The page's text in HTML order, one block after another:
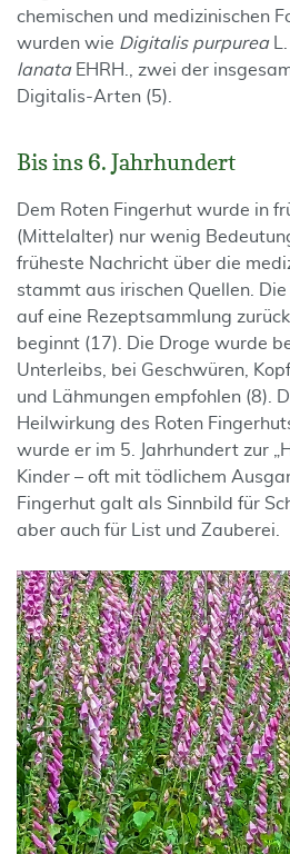
chemischen und medizinischen
wurden wie Digitalis purpurea
lanata EHRH., zwei der
Digitalis-Arten (5).
Bis ins 6. Jahrhundert
Dem Roten Fingerhut wurde in
(Mittelalter) nur wenig
früheste Nachricht über die
stammt aus irischen Quellen.
auf eine Rezeptsammlung
beginnt (17). Die Droge wurde
Unterleibs, bei Geschwüren,
und Lähmungen empfohlen (8).
Heilwirkung des Roten
wurde er im 5. Jahrhundert zur
Kinder – oft mit tödlichem
Fingerhut galt als Sinnbild für
aber auch für List und Zauberei.